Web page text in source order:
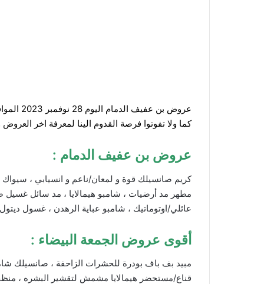
عروض بن عفيف الدمام
كما ولا تفوتوا فرصة القدوم الينا لمعرفة اخر
عروض بن عفيف الدمام :
كريم صانسيلك قوة و لمعان/ناعم و انسيابي ،
مطهر مد أرضيات ، شامبو هيمالايا ، مد سائل
عائلي/اوتوماتيك ، شامبو عباية الرهدن ، غسول
أقوى عروض الجمعة البيضاء :
مبيد بف باف بودرة للحشرات الزاحفة ، صانسيلك
قناع/مستحضر هيمالايا مشمش لتقشير البشره ،